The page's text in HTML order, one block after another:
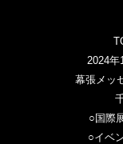
2024年
幕張メッ
○国際
○イベ